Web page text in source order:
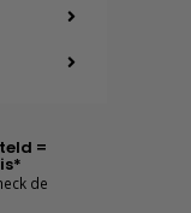
=
de